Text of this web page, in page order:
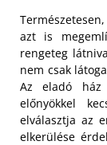
azt is
rengeteg
nem csak
Az eladó ház
előnyökkel
elválasztja az
elkerülése